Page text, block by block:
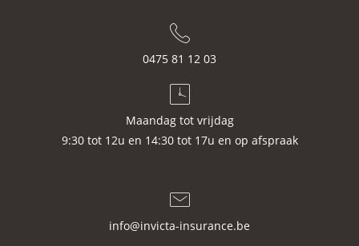
0475 81 12 03
Maandag tot vrijdag
9:30 tot 12u en 14:30 tot 17u en op afspraak
info@invicta-insurance.be